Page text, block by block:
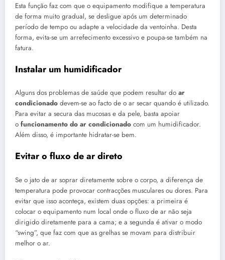
Esta função faz com que o equipamento modifique a temperatura
de forma muito gradual, se desligue após um determinado
período de tempo ou adapte a velocidade da ventoinha. Desta
forma, evita-se um arrefecimento excessivo e poupa-se também na
fatura.
Instalar um humidificador
Alguns dos problemas de saúde que podem resultar do ar
condicionado devem-se ao facto de o ar secar quando é utilizado.
Para evitar a secura das mucosas e da pele, basta apoiar
o funcionamento do ar condicionado com um humidificador.
Além disso, é importante hidratar-se bem.
Evitar o fluxo de ar direto
Se o jato de ar soprar diretamente sobre o corpo, a diferença de
temperatura pode provocar contracções musculares ou dores. Para
evitar que isso aconteça, existem duas opções: a primeira é
colocar o equipamento num local onde o fluxo de ar não seja
dirigido diretamente para a cama; e a segunda é ativar o modo
“swing”, que faz com que as grelhas se movam para distribuir
melhor o ar.